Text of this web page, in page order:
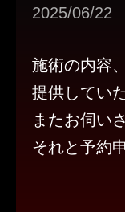
2025/06/22
施術の内容
提供してい
またお伺い
それと予約